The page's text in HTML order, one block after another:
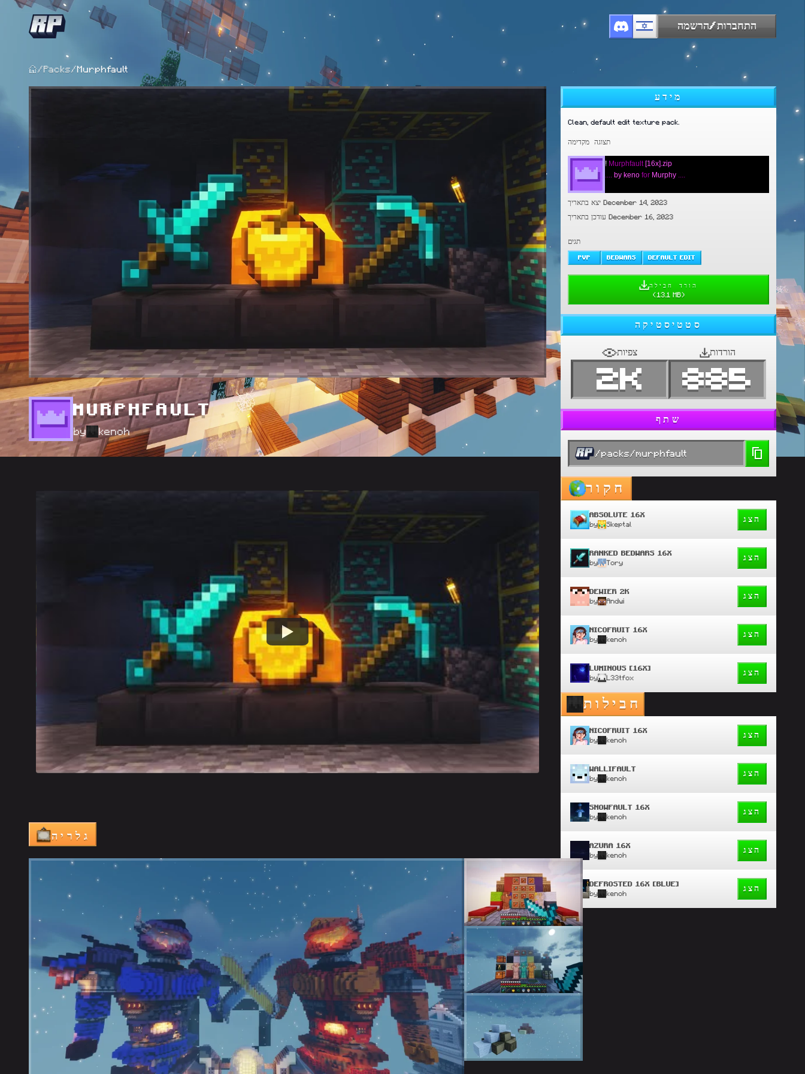
התחברות/הרשמה
/ Packs/ Murphfault
MURPHFAULT
by kenoh
גלריה
מידע
Clean, default edit texture pack.
תצוגה מקדימה
! Murphfault [16x].zip
.... by keno for Murphy ....
יצא בתאריך December 14, 2023
עודכן בתאריך December 16, 2023
תגים
PVP BEDWARS DEFAULT EDIT
הורד חבילה
(13.1 MB)
סטטיסטיקה
צפיות
2K
הורדות
885
שתף
/packs/murphfault
חקור
ABSOLUTE 16X
by Skeptal
הצג
RANKED BEDWARS 16X
by Tory
הצג
DEWIER 2K
by Andwi
הצג
NICOFRUIT 16X
by kenoh
הצג
LUMINOUS [16X]
by L33tfox
הצג
חבילות
NICOFRUIT 16X
by kenoh
הצג
WALLIFAULT
by kenoh
הצג
SNOWFAULT 16X
by kenoh
הצג
AZURA 16X
by kenoh
הצג
DEFROSTED 16X [BLUE]
by kenoh
הצג